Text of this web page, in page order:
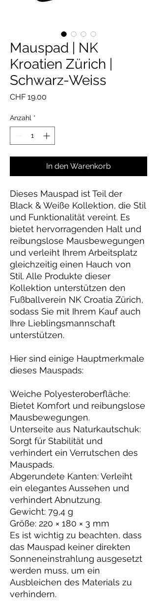
Mauspad | NK
Kroatien Zürich |
Schwarz-Weiss
CHF 19.00
Anzahl *
In den Warenkorb
Dieses Mauspad ist Teil der
Black & Weiße Kollektion, die Stil
und Funktionalität vereint. Es
bietet hervorragenden Halt und
reibungslose Mausbewegungen
und verleiht Ihrem Arbeitsplatz
gleichzeitig einen Hauch von
Stil. Alle Produkte dieser
Kollektion unterstützen den
Fußballverein NK Croatia Zürich,
sodass Sie mit Ihrem Kauf auch
Ihre Lieblingsmannschaft
unterstützen.
Hier sind einige Hauptmerkmale
dieses Mauspads:
Weiche Polyesteroberfläche:
Bietet Komfort und reibungslose
Mausbewegungen.
Unterseite aus Naturkautschuk:
Sorgt für Stabilität und
verhindert ein Verrutschen des
Mauspads.
Abgerundete Kanten: Verleiht
ein elegantes Aussehen und
verhindert Abnutzung.
Gewicht: 79,4 g
Größe: 220 × 180 × 3 mm
Es ist wichtig zu beachten, dass
das Mauspad keiner direkten
Sonneneinstrahlung ausgesetzt
werden muss, um ein
Ausbleichen des Materials zu
verhindern.